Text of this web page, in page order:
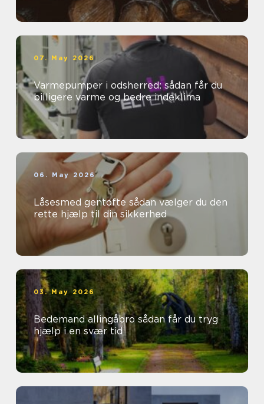
07. May 2026
Varmepumper i odsherred: sådan får du
billigere varme og bedre indeklima
06. May 2026
Låsesmed gentofte sådan vælger du den
rette hjælp til din sikkerhed
03. May 2026
Bedemand allingåbro sådan får du tryg
hjælp i en svær tid